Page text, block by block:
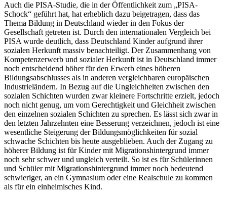
Auch die PISA-Studie, die in der Öffentlichkeit zum „PISA-
Schock“ geführt hat, hat erheblich dazu beigetragen, dass das
Thema Bildung in Deutschland wieder in den Fokus der
Gesellschaft getreten ist. Durch den internationalen Vergleich bei
PISA wurde deutlich, dass Deutschland Kinder aufgrund ihrer
sozialen Herkunft massiv benachteiligt. Der Zusammenhang von
Kompetenzerwerb und sozialer Herkunft ist in Deutschland immer
noch entscheidend höher für den Erwerb eines höheren
Bildungsabschlusses als in anderen vergleichbaren europäischen
Industrieländern. In Bezug auf die Ungleichheiten zwischen den
sozialen Schichten wurden zwar kleinere Fortschritte erzielt, jedoch
noch nicht genug, um vom Gerechtigkeit und Gleichheit zwischen
den einzelnen sozialen Schichten zu sprechen. Es lässt sich zwar in
den letzten Jahrzehnten eine Besserung verzeichnen, jedoch ist eine
wesentliche Steigerung der Bildungsmöglichkeiten für sozial
schwache Schichten bis heute ausgeblieben. Auch der Zugang zu
höherer Bildung ist für Kinder mit Migrationshintergrund immer
noch sehr schwer und ungleich verteilt. So ist es für Schülerinnen
und Schüler mit Migrationshintergrund immer noch bedeutend
schwieriger, an ein Gymnasium oder eine Realschule zu kommen
als für ein einheimisches Kind.